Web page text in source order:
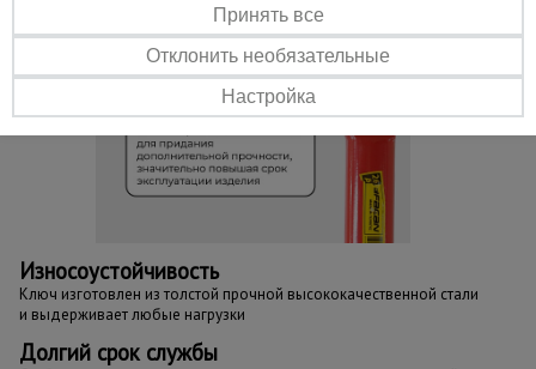
Износоустойчивость
Ключ изготовлен из толстой прочной высококачественной стали
и выдерживает любые нагрузки
Долгий срок службы
Принять все
Отклонить необязательные
Настройка